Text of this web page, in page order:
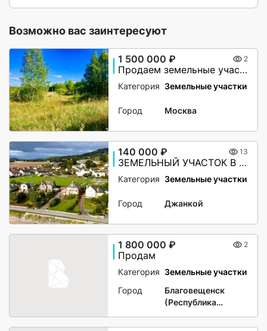
Возможно вас заинтересуют
1 500 000 ₽ 2
Продаем земельные участки по 25 соток на Волге
Категория Земельные участки
Город Москва
140 000 ₽ 13
ЗЕМЕЛЬНЫЙ УЧАСТОК В КРЫМУ — 60 СОТОК | РЯДОМ С НАСЕЛЁННЫМ ПУНКТОМ | ПЕРСПЕКТИВА ИЖС | ВСЕГО 140 000 ₽
Категория Земельные участки
Город Джанкой
1 800 000 ₽ 2
Продам
Категория Земельные участки
Город
Благовещенск
(Республика